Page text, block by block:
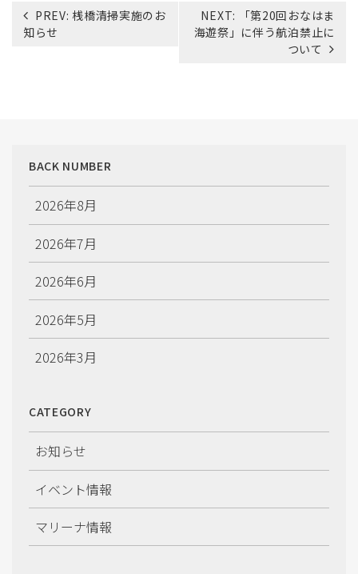
投
PREV: 桟橋清掃実施のお
知らせ
NEXT:
「第20回おなはま
海遊祭」に伴う航泊禁止に
ついて
BACK NUMBER
2026年8月
2026年7月
2026年6月
2026年5月
2026年3月
2026年1月
2025年12月
2025年11月
2025年10月
CATEGORY
お知らせ
イベント情報
マリーナ情報